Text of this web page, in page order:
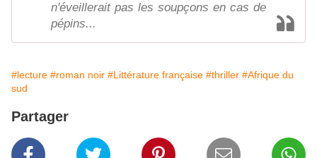
n'éveillerait pas les soupçons en cas de
pépins...
#lecture #roman noir #Littérature française #thriller #Afrique du
sud
Partager